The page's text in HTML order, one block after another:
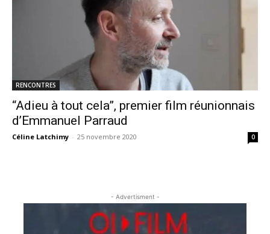
RENCONTRES
“Adieu à tout cela”, premier film réunionnais
d’Emmanuel Parraud
Céline Latchimy - 25 novembre 2020 0
- Advertisment -